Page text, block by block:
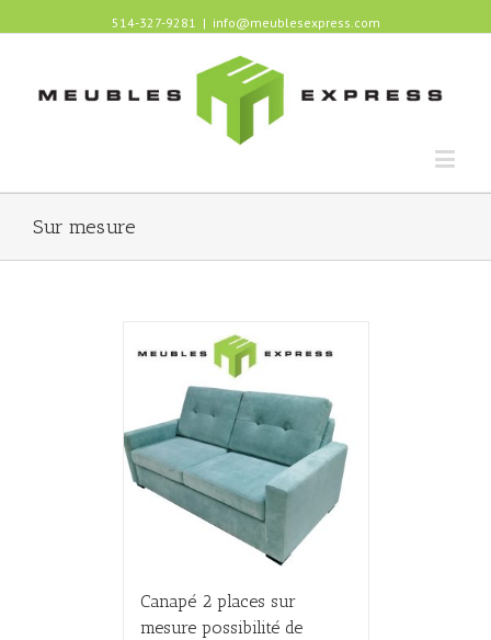
514-327-9281 | info@meublesexpress.com
Sur mesure
Canapé 2 places sur
mesure possibilité de